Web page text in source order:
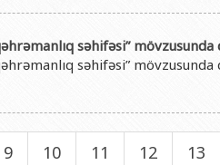
səhifəsi”
səhifəsi”
9 10 11 12 13